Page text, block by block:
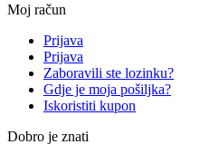
Moj račun
Prijava
Prijava
Zaboravili ste lozinku?
Gdje je moja pošiljka?
Iskoristiti kupon
Dobro je znati